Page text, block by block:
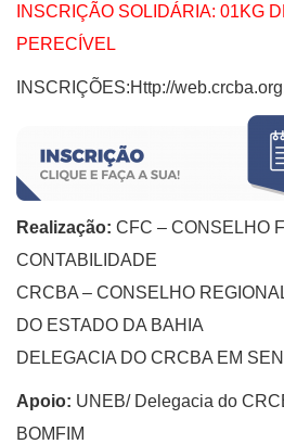
INSCRIÇÃO SOLIDÁRIA: 01KG
PERECÍVEL
INSCRIÇÕES:Http://
Realização: CFC – CONSELHO
CONTABILIDADE
CRCBA – CONSELHO
DO ESTADO DA BAHIA
DELEGACIA DO CRCBA EM
Apoio: UNEB/ Delegacia do
BOMFIM